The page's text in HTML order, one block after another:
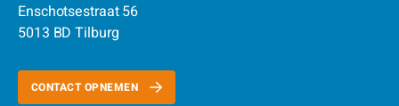
Enschotsestraat 56
5013 BD Tilburg
CONTACT OPNEMEN